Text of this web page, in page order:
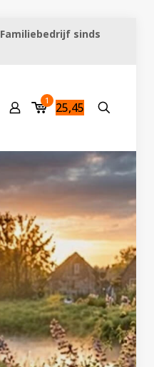
Familiebedrijf sinds
1 25,45